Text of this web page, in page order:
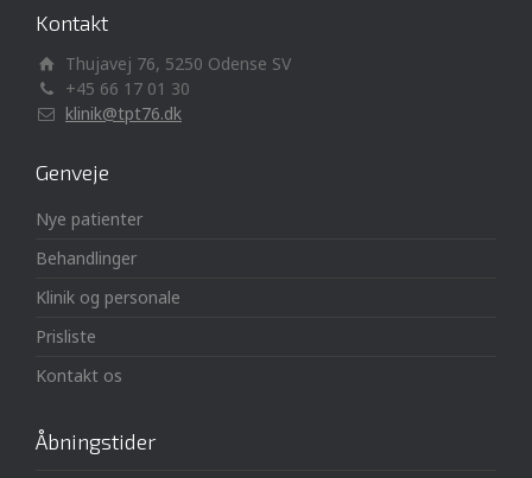
Kontakt
Thujavej 76, 5250 Odense SV
+45 66 17 01 30
klinik@tpt76.dk
Genveje
Nye patienter
Behandlinger
Klinik og personale
Prisliste
Kontakt os
Åbningstider